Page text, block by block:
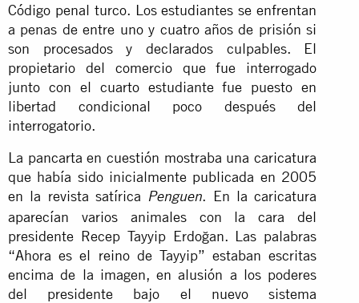
Código penal turco. Los estudiantes se enfrentan
a penas de entre uno y cuatro años de prisión si
son procesados y declarados culpables. El
propietario del comercio que fue interrogado
junto con el cuarto estudiante fue puesto en
libertad condicional poco después del
interrogatorio.
La pancarta en cuestión mostraba una caricatura
que había sido inicialmente publicada en 2005
en la revista satírica Penguen. En la caricatura
aparecían varios animales con la cara del
presidente Recep Tayyip Erdoğan. Las palabras
“Ahora es el reino de Tayyip” estaban escritas
encima de la imagen, en alusión a los poderes
del presidente bajo el nuevo sistema